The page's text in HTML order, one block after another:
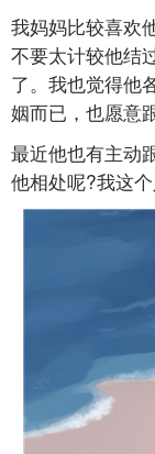
我妈妈比较喜欢
不要太计较他结
了。我也觉得他
姻而已，也愿意
最近他也有主动
他相处呢?我这